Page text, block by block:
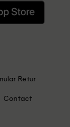
Retur
Contact